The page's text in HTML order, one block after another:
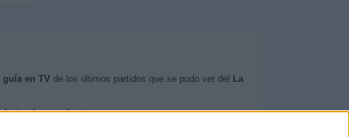
guía en TV de los últimos partidos que se pudo ver del
La
en directo.